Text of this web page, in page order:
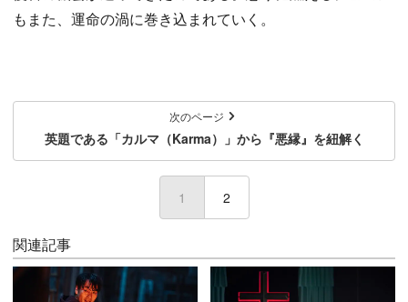
もまた、運命の渦に巻き込まれていく。
次のページ
英題である「カルマ（Karma）」から『悪縁』を紐解く
1 (current)
2
関連記事